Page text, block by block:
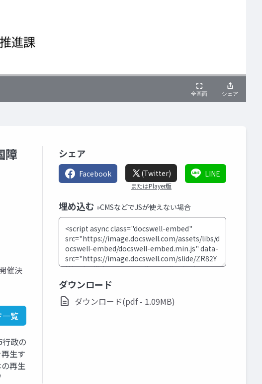
障
催決
一覧
政の
生す
再生
シェア
Facebook (Twitter)
またはPlayer版
LINE
埋め込む »CMSなどでJSが使えない場合
ダウンロード
ダウンロード(pdf - 1.09MB)